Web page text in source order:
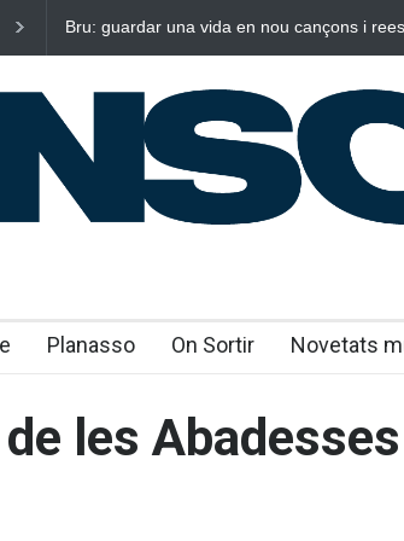
Bru: guardar una vida en nou cançons i
Planasso On Sortir Novetats
les Abadesses